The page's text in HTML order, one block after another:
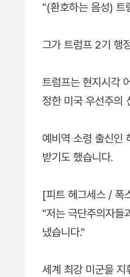
"(환호하는 음성) 트
그가 트럼프 2기 행
트럼프는 현지시각
정한 미국 우선주의
예비역 소령 출신인
받기도 했습니다.
[피트 헤그세스 / 폭
"저는 극단주의자들
냈습니다."
세계 최강 미군을